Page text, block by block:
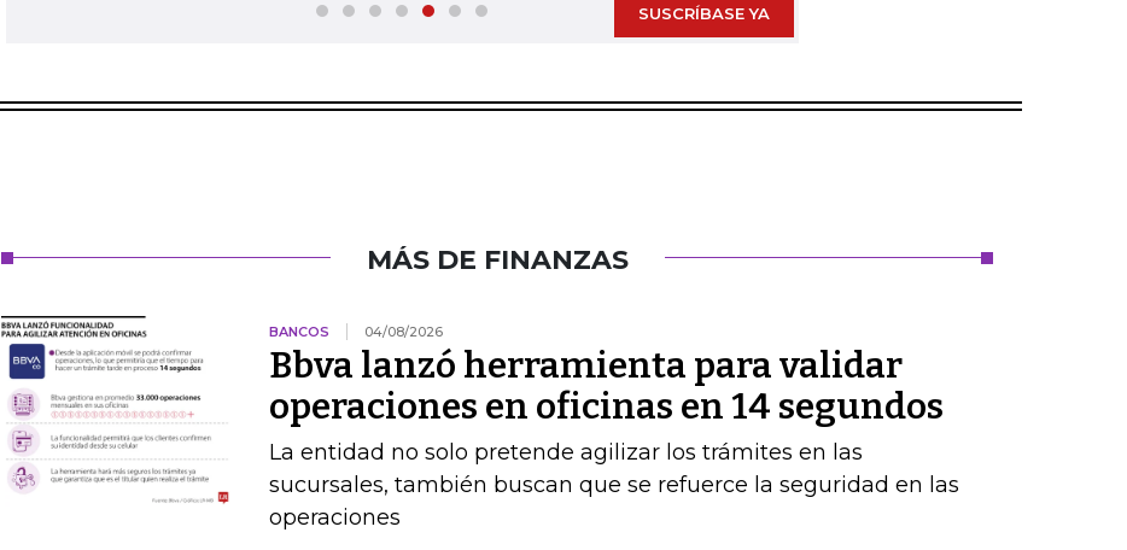
SUSCRÍBASE YA
MÁS DE FINANZAS
BANCOS 04/08/2026
Bbva lanzó herramienta para validar
operaciones en oficinas en 14 segundos
La entidad no solo pretende agilizar los trámites en las
sucursales, también buscan que se refuerce la seguridad en las
operaciones